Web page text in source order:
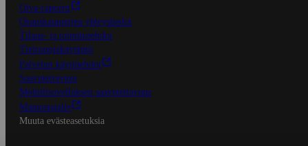
Oiva-raportit
Osuuskauppojen yhteystiedot
Tilaus- ja toimitusehdot
Tietosuojakäytäntö
Palvelun käyttöehdot
Saavutettavuus
Mobiilisovelluksen saavutettavuus
Mainostajalle
Muuta evästeasetuksia